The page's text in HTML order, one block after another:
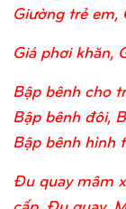
Giường trẻ em,
Giá phơi khăn,
Bập bênh cho
Bập bênh đôi,
Bập bênh hình
Đu quay mâm
cấp, Đu quay,